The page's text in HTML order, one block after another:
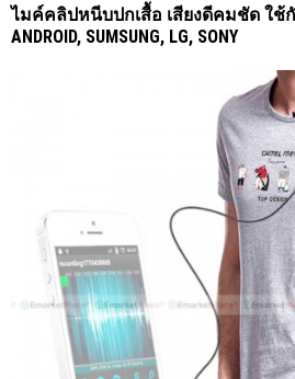
ไมค์คลิปหนีบปกเสื้อ เสียงดีคมชัด ใช้กับ
ANDROID, SUMSUNG, LG, SONY